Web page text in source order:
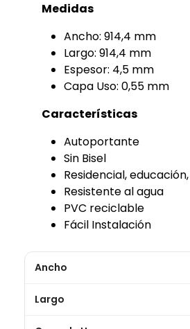
Medidas
Ancho: 914,4 mm
Largo: 914,4 mm
Espesor: 4,5 mm
Capa Uso: 0,55 mm
Características
Autoportante
Sin Bisel
Residencial,
Resistente al agua
PVC reciclable
Fácil Instalación
Ancho
Largo